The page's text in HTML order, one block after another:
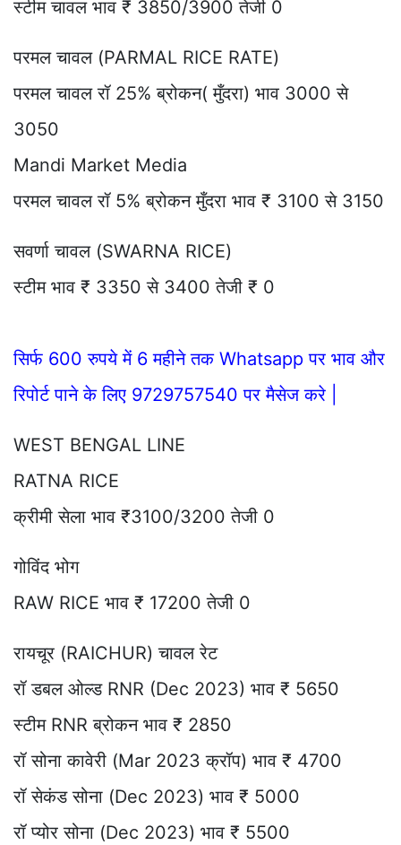
स्टीम चावल भाव ₹ 3850/3900 तेजी 0
परमल चावल (PARMAL RICE RATE)
परमल चावल रॉ 25% ब्रोकन( मुँदरा) भाव 3000 से
3050
Mandi Market Media
परमल चावल रॉ 5% ब्रोकन मुँदरा भाव ₹ 3100 से 3150
सवर्णा चावल (SWARNA RICE)
स्टीम भाव ₹ 3350 से 3400 तेजी ₹ 0
सिर्फ 600 रुपये में 6 महीने तक Whatsapp पर भाव और
रिपोर्ट पाने के लिए 9729757540 पर मैसेज करे |
WEST BENGAL LINE
RATNA RICE
क्रीमी सेला भाव ₹3100/3200 तेजी 0
गोविंद भोग
RAW RICE भाव ₹ 17200 तेजी 0
रायचूर (RAICHUR) चावल रेट
रॉ डबल ओल्ड RNR (Dec 2023) भाव ₹ 5650
स्टीम RNR ब्रोकन भाव ₹ 2850
रॉ सोना कावेरी (Mar 2023 क्रॉप) भाव ₹ 4700
रॉ सेकंड सोना (Dec 2023) भाव ₹ 5000
रॉ प्योर सोना (Dec 2023) भाव ₹ 5500